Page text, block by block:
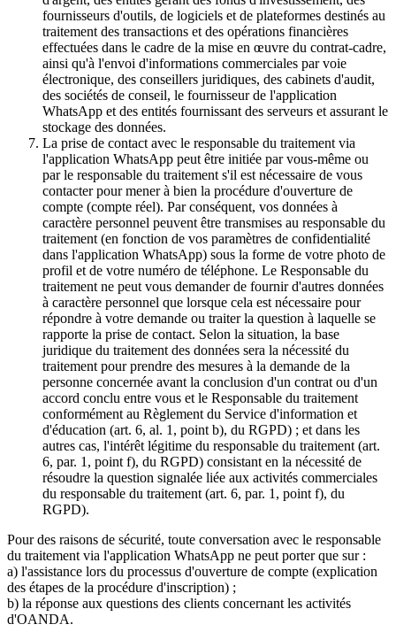
fournisseurs d'outils, de logiciels et de plateformes destinés au
traitement des transactions et des opérations financières
effectuées dans le cadre de la mise en œuvre du contrat-cadre,
ainsi qu'à l'envoi d'informations commerciales par voie
électronique, des conseillers juridiques, des cabinets d'audit,
des sociétés de conseil, le fournisseur de l'application
WhatsApp et des entités fournissant des serveurs et assurant le
stockage des données.
La prise de contact avec le responsable du traitement via
l'application WhatsApp peut être initiée par vous-même ou
par le responsable du traitement s'il est nécessaire de vous
contacter pour mener à bien la procédure d'ouverture de
compte (compte réel). Par conséquent, vos données à
caractère personnel peuvent être transmises au responsable du
traitement (en fonction de vos paramètres de confidentialité
dans l'application WhatsApp) sous la forme de votre photo de
profil et de votre numéro de téléphone. Le Responsable du
traitement ne peut vous demander de fournir d'autres données
à caractère personnel que lorsque cela est nécessaire pour
répondre à votre demande ou traiter la question à laquelle se
rapporte la prise de contact. Selon la situation, la base
juridique du traitement des données sera la nécessité du
traitement pour prendre des mesures à la demande de la
personne concernée avant la conclusion d'un contrat ou d'un
accord conclu entre vous et le Responsable du traitement
conformément au Règlement du Service d'information et
d'éducation (art. 6, al. 1, point b), du RGPD) ; et dans les
autres cas, l'intérêt légitime du responsable du traitement (art.
6, par. 1, point f), du RGPD) consistant en la nécessité de
résoudre la question signalée liée aux activités commerciales
du responsable du traitement (art. 6, par. 1, point f), du
RGPD).
Pour des raisons de sécurité, toute conversation avec le responsable
du traitement via l'application WhatsApp ne peut porter que sur :
a) l'assistance lors du processus d'ouverture de compte (explication
des étapes de la procédure d'inscription) ;
b) la réponse aux questions des clients concernant les activités
d'OANDA.